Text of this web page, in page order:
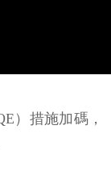
）措施加碼，